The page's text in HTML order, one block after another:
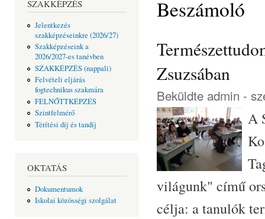
SZAKKÉPZÉS
Jelentkezés
szakképzéseinkre (2026/27)
Szakképzéseink a
2026/2027-es tanévben
SZAKKÉPZÉS (nappali)
Felvételi eljárás
fogtechnikus szakmára
FELNŐTTKÉPZÉS
Szintfelmérő
Térítési díj és tandíj
OKTATÁS
Dokumentumok
Iskolai közösségi szolgálat
Beszámoló
Zsuzsában
Beküldte admin -
A
világunk" című
célja: a tanulók